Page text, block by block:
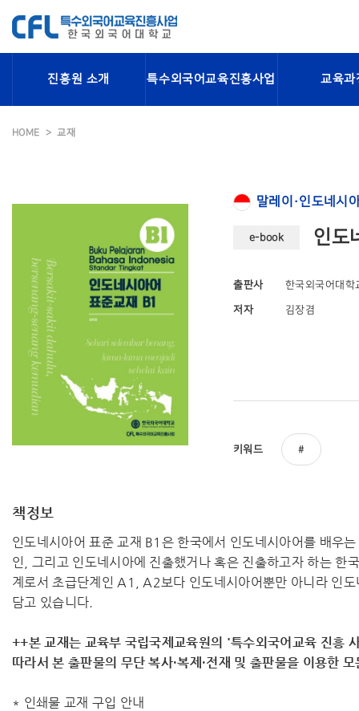
진흥원 소개 특수외국어교육진흥사업 교육과
HOME 교재
말레이·인도네시
e-book 인도
출판사 한국외국어대학
저자 김장겸
키워드
책정보
인도네시아어 표준 교재 B1은 한국에서 인도네시아어를 배우
인, 그리고 인도네시아에 진출했거나 혹은 진출하고자 하는 한
계로서 초급단계인 A1, A2보다 인도네시아어뿐만 아니라 인
담고 있습니다.
++본 교재는 교육부 국립국제교육원의 '특수외국어교육 진흥
따라서 ​본 출판물의 무단 복사·복제·전재 및 출판물을 이용한
* 인쇄물 교재 구입 안내